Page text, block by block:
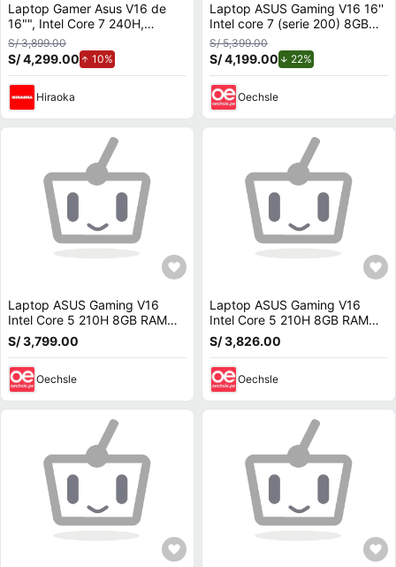
Laptop Gamer Asus V16 de
16"", Intel Core 7 240H,
NVIDIA GeForce RTX 4050,
16GB RAM, disco sólido de
512GB, modelo V3607VU-
RP036W
S/ 3,899.00
S/ 4,299.00 10%
Hiraoka
Laptop ASUS Gaming V16 16''
Intel core 7 (serie 200) 8GB
512GB SSD RTX3050
V3607VJ-TK286W
S/ 5,399.00
S/ 4,199.00 22%
Oechsle
Laptop ASUS Gaming V16
Intel Core 5 210H 8GB RAM
512GB SSD RTX 3050 6GB 16
WUXGA V3607VJ-RP067W
S/ 3,799.00
Oechsle
Laptop ASUS Gaming V16
Intel Core 5 210H 8GB RAM
512GB RTX 3050 6GB 16
WUXGA V3607VJ-RP067W
S/ 3,826.00
Oechsle